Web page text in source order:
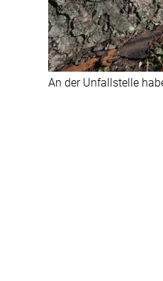
An der Unfallstelle